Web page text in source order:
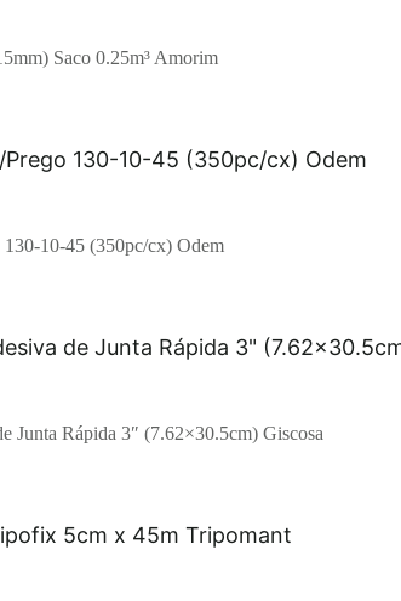
Saco 0.25m³ Amorim
10-45 (350pc/cx) Odem
Junta Rápida 3″ (7.62×30.5cm) Giscosa